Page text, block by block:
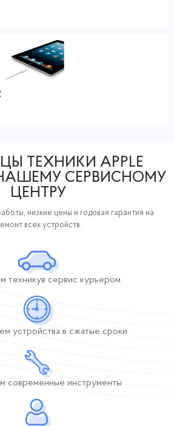
ТЕХНИКИ APPLE
СЕРВИСНОМУ
ЦЕНТРУ
низкие цены и годовая гарантия на
всех устройств.
техникув сервис курьером
устройства в сжатые сроки
современные инструменты